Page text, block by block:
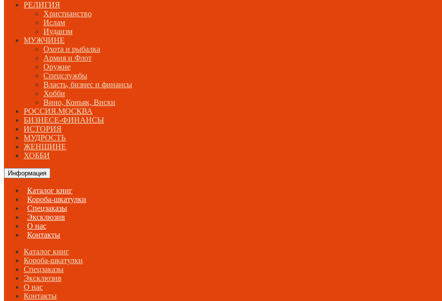
РЕЛИГИЯ
Христианство
Ислам
Иудаизм
МУЖЧИНЕ
Охота и рыбалка
Армия и Флот
Оружие
Спецслужбы
Власть, бизнес и финансы
Хобби
Вино, Коньяк, Виски
РОССИЯ.МОСКВА
БИЗНЕСЕ-ФИНАНСЫ
ИСТОРИЯ
МУДРОСТЬ
ЖЕНЩИНЕ
ХОББИ
Информация
Каталог книг
Короба-шкатулки
Спецзаказы
Эксклюзив
О нас
Контакты
Каталог книг
Короба-шкатулки
Спецзаказы
Эксклюзив
О нас
Контакты